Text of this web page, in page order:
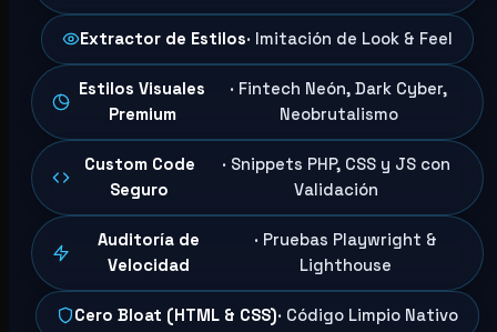
Extractor de Estilos· Imitación de Look & Feel
Estilos Visuales
Premium
· Fintech Neón, Dark Cyber,
Neobrutalismo
Custom Code
Seguro
· Snippets PHP, CSS y JS con
Validación
Auditoría de
Velocidad
· Pruebas Playwright &
Lighthouse
Cero Bloat (HTML & CSS)· Código Limpio Nativo